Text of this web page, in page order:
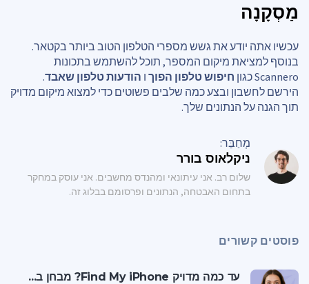
מַסְקָנָה
עכשיו אתה יודע את גשש מספרי הטלפון הטוב ביותר בקטאר.
בנוסף למציאת מיקום המספר, תוכל להשתמש בתכונות
Scannero כגון
חיפוש טלפון הפוך ו הודעות טלפון שאבד.
הירשם לחשבון ובצע כמה שלבים פשוטים כדי למצוא מיקום מדויק
תוך הגנה על הנתונים שלך.
מְחַבֵּר:
ניקלאוס בורר
שלום רב. אני עיתונאי ומהנדס מחשבים. אני עוסק במחקר
בתחום האבטחה, הנתונים ופרסומם בבלוג זה.
פוסטים קשורים
עד כמה מדויק Find My iPhone? מבחן ב...